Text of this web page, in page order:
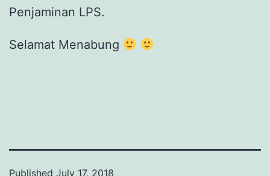
Penjaminan LPS.
Selamat Menabung
Published July 17, 2018